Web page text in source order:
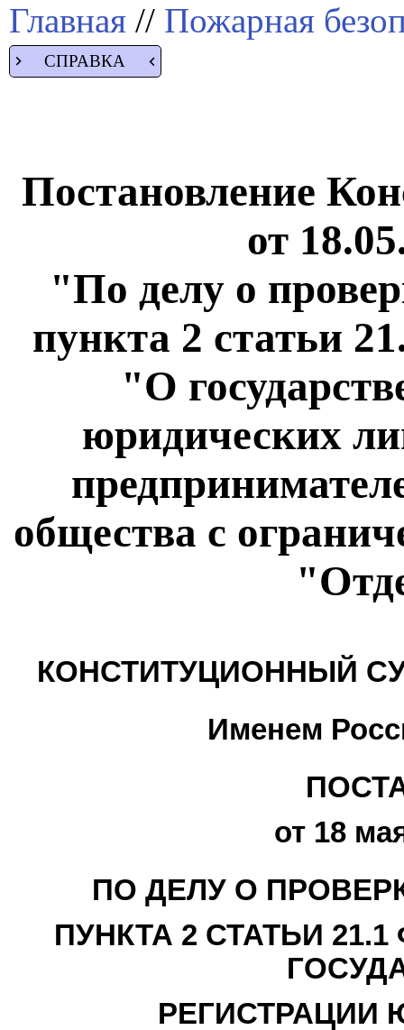
Главная // Пожарная
СПРАВКА
Постановление
от
"По делу о
пункта 2 статьи
"О
юридических
общества с
КОНСТИТУЦИОННЫЙ
Именем
от 18
ПО ДЕЛУ О
ПУНКТА 2 СТАТЬИ
РЕГИСТРАЦИИ